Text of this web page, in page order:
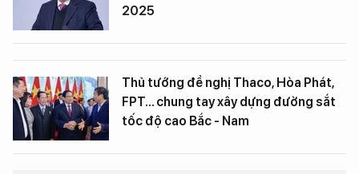
2025
Thủ tướng đề nghị Thaco, Hòa Phát,
FPT... chung tay xây dựng đường sắt
tốc độ cao Bắc - Nam